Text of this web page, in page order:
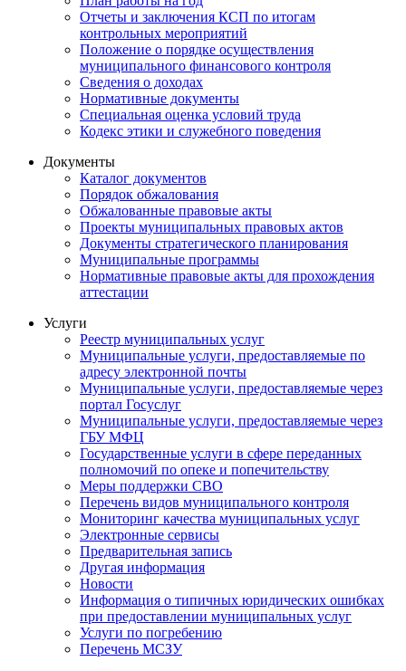
Отчеты и заключения КСП по итогам
контрольных мероприятий
Положение о порядке осуществления
муниципального финансового контроля
Сведения о доходах
Нормативные документы
Специальная оценка условий труда
Кодекс этики и служебного поведения
Документы
Каталог документов
Порядок обжалования
Обжалованные правовые акты
Проекты муниципальных правовых актов
Документы стратегического планирования
Муниципальные программы
Нормативные правовые акты для прохождения
аттестации
Услуги
Реестр муниципальных услуг
Муниципальные услуги, предоставляемые по
адресу электронной почты
Муниципальные услуги, предоставляемые через
портал Госуслуг
Муниципальные услуги, предоставляемые через
ГБУ МФЦ
Государственные услуги в сфере переданных
полномочий по опеке и попечительству
Меры поддержки СВО
Перечень видов муниципального контроля
Мониторинг качества муниципальных услуг
Электронные сервисы
Предварительная запись
Другая информация
Новости
Информация о типичных юридических ошибках
при предоставлении муниципальных услуг
Услуги по погребению
Перечень МСЗУ